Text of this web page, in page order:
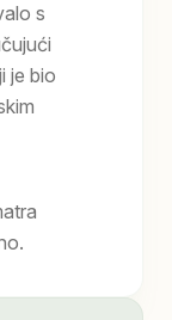
s
je bio